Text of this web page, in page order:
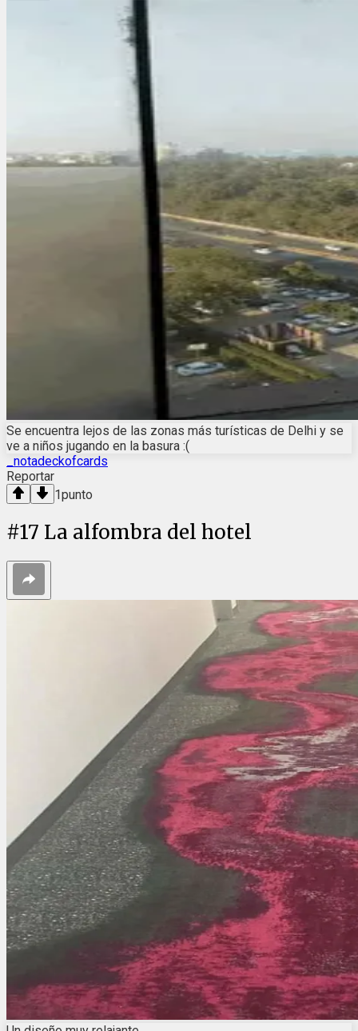
Se encuentra lejos de las zonas más turísticas de Delhi y se
ve a niños jugando en la basura :(
_notadeckofcards
Reportar
1punto
#17 La alfombra del hotel